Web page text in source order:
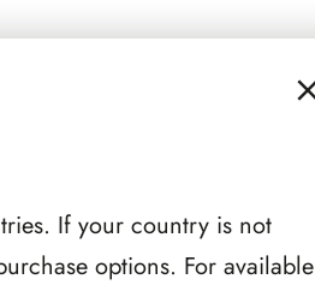
If your country is not
options. For available